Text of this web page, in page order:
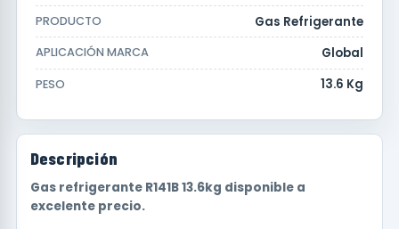
PRODUCTO Gas Refrigerante
APLICACIÓN MARCA Global
PESO 13.6 Kg
Descripción
Gas refrigerante R141B 13.6kg disponible a
excelente precio.